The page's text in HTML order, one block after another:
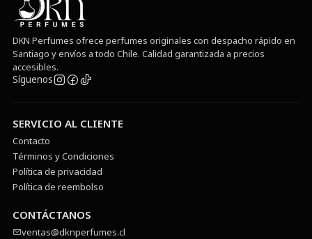
DKN Perfumes ofrece perfumes originales con despacho rápido en
Santiago y envíos a todo Chile. Calidad garantizada a precios
accesibles.
Síguenos
SERVICIO AL CLIENTE
Contacto
Términos y Condiciones
Política de privacidad
Política de reembolso
CONTÁCTANOS
ventas@dknperfumes.cl